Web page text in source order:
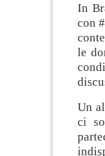
In
con
le
Un
ci